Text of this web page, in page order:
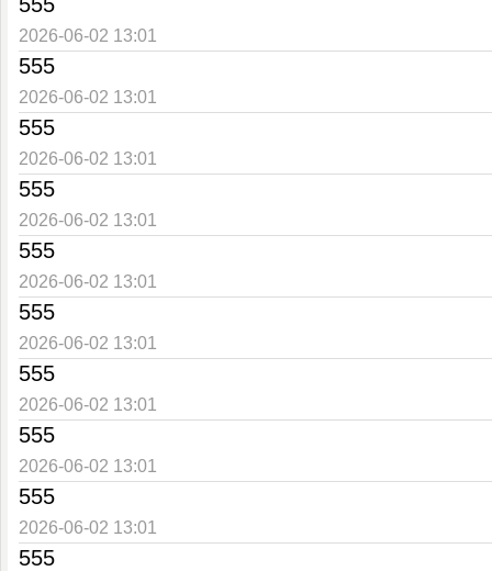
2026-06-02 13:01
555
2026-06-02 13:01
555
2026-06-02 13:01
555
2026-06-02 13:01
555
2026-06-02 13:01
555
2026-06-02 13:01
555
2026-06-02 13:01
555
2026-06-02 13:01
555
2026-06-02 13:01
555